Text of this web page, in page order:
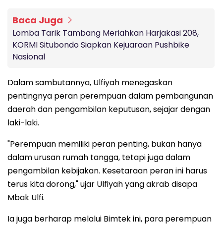
Baca Juga
Lomba Tarik Tambang Meriahkan Harjakasi 208,
KORMI Situbondo Siapkan Kejuaraan Pushbike
Nasional
Dalam sambutannya, Ulfiyah menegaskan
pentingnya peran perempuan dalam pembangunan
daerah dan pengambilan keputusan, sejajar dengan
laki-laki.
"Perempuan memiliki peran penting, bukan hanya
dalam urusan rumah tangga, tetapi juga dalam
pengambilan kebijakan. Kesetaraan peran ini harus
terus kita dorong," ujar Ulfiyah yang akrab disapa
Mbak Ulfi.
Ia juga berharap melalui Bimtek ini, para perempuan